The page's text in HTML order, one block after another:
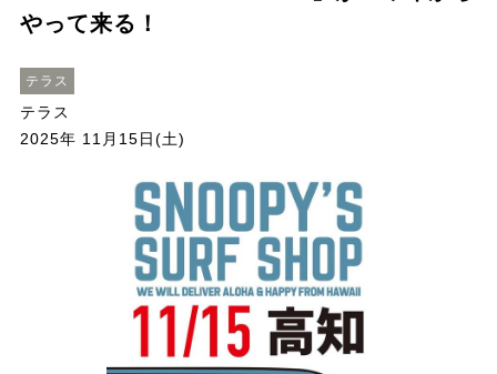
やって来る！
テラス
テラス
2025年 11月15日(土)